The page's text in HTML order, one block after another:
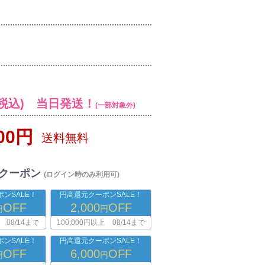
込) 当日発送！ (一部対象外)
円 送料無料
ーポン (ログイン時のみ利用可)
ンSALE！
OFF
08/14まで
円高還元クーポンSALE！
2,000円OFF
100,000円以上 08/14まで
ンSALE！
OFF
円高還元クーポンSALE！
6,000円OFF